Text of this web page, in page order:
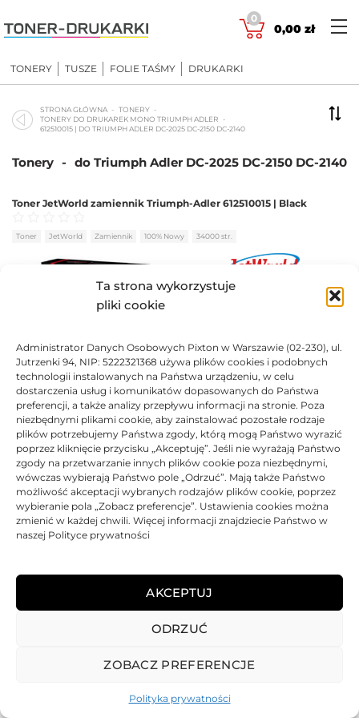
Ta strona wykorzystuje
pliki cookie
Administrator Danych Osobowych Pixton w Warszawie (02-230), ul.
Jutrzenki 94, NIP: 5222321368 używa plików cookies i podobnych
technologii instalowanych na Państwa urządzeniu, w celu
dostarczenia usług i komunikatów dopasowanych do Państwa
preferencji, a także analizy przepływu informacji na stronie. Poza
niezbędnymi plikami cookie, aby zainstalować pozostałe rodzaje
plików potrzebujemy Państwa zgody, którą mogą Państwo wyrazić
poprzez kliknięcie przycisku „Akceptuję”. Jeśli nie wyrażają Państwo
zgody na przetwarzanie innych plików cookie poza niezbędnymi,
wówczas wybierają Państwo pole „Odrzuć”. Mają także Państwo
możliwość akceptacji wybranych rodzajów plików cookie, poprzez
wybieranie pola „Zobacz preferencje”. Ustawienia cookies można
zmienić w każdej chwili. Więcej informacji znajdziecie Państwo w
naszej Polityce prywatności
AKCEPTUJ
ODRZUĆ
ZOBACZ PREFERENCJE
Polityka prywatności
to
content
0
0,00 zł
TONERY TUSZE FOLIE TAŚMY DRUKARKI
STRONA GŁÓWNA
TONERY
TONERY DO DRUKAREK MONO TRIUMPH ADLER
612510015 | DO TRIUMPH ADLER DC-2025 DC-2150 DC-2140
Tonery - do Triumph Adler DC-2025 DC-2150 DC-2140
Toner JetWorld zamiennik Triumph-Adler 612510015 | Black
Oceniono na 5
Toner JetWorld Zamiennik 100% Nowy 34000 str.
318,82
ALL RIGHTS RESERVED. WEBSITE PROTECTED